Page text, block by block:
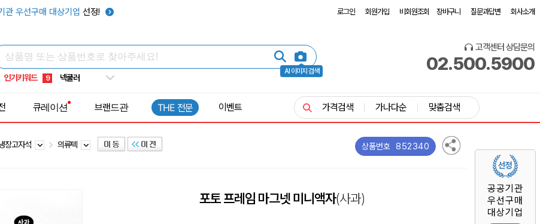
관 우선구매 대상기업 선정! 로그인 회원가입 비회원조회 장바구니 질문과답변 회사소개
AI 이미지 검색
인기키워드
6 우산
9 넥쿨러
10 타포린가방
고객센터 상담문의
02.500.5900
공공기관
우선구매
대상기업
큐레이션 브랜드관 THE 전문 이벤트 가격검색 가나다순 맞춤검색
장고자석 의류텍 상품번호 852340
포토 프레임 마그넷 미니액자(사과)